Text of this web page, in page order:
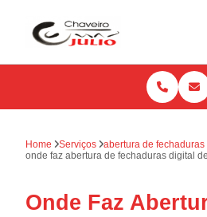
Home Serviços abertura de fechaduras
onde faz abertura de fechaduras digital
Onde Faz